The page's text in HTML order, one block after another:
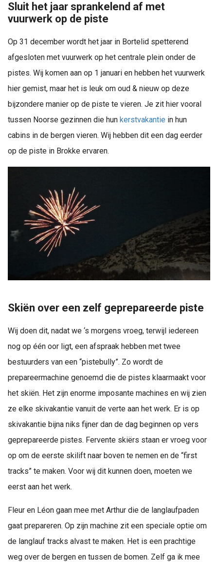
Sluit het jaar sprankelend af met
vuurwerk op de piste
Op 31 december wordt het jaar in Bortelid spetterend
afgesloten met vuurwerk op het centrale plein onder de
pistes. Wij komen aan op 1 januari en hebben het vuurwerk
hier gemist, maar het is leuk om oud & nieuw op deze
bijzondere manier op de piste te vieren. Je zit hier vooral
tussen Noorse gezinnen die hun kerstvakantie in hun
cabins in de bergen vieren. Wij hebben dit een dag eerder
op de piste in Brokke ervaren.
Skiën over een zelf geprepareerde piste
Wij doen dit, nadat we ‘s morgens vroeg, terwijl iedereen
nog op één oor ligt, een afspraak hebben met twee
bestuurders van een “pistebully”. Zo wordt de
prepareermachine genoemd die de pistes klaarmaakt voor
het skiën. Het zijn enorme imposante machines en wij zien
ze elke skivakantie vanuit de verte aan het werk. Er is op
skivakantie bijna niks fijner dan de dag beginnen op vers
geprepareerde pistes. Fervente skiërs staan er vroeg voor
op om de eerste skilift naar boven te nemen en de “first
tracks” te maken. Voor wij dit kunnen doen, moeten we
eerst aan het werk.
Fleur en Léon gaan mee met Arthur die de langlaufpaden
gaat prepareren. Op zijn machine zit een speciale optie om
de langlauf tracks alvast te maken. Het is een prachtige
weg over de bergen en tussen de bomen. Zelf ga ik mee